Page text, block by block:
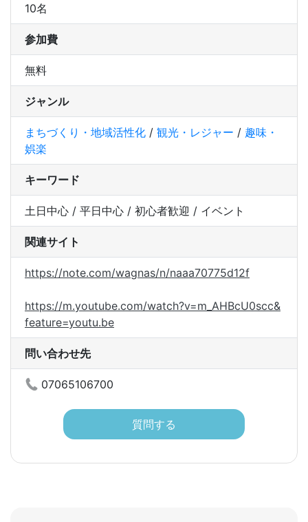
10名
参加費
無料
ジャンル
まちづくり・地域活性化 / 観光・レジャー / 趣味・
娯楽
キーワード
土日中心 / 平日中心 / 初心者歓迎 / イベント
関連サイト
https://note.com/wagnas/n/naaa70775d12f
https://m.youtube.com/watch?v=m_AHBcU0scc&
feature=youtu.be
問い合わせ先
07065106700
質問する